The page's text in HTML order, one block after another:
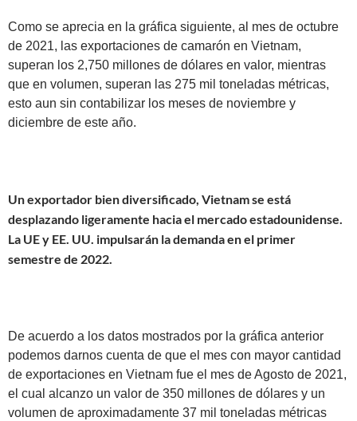
Como se aprecia en la gráfica siguiente, al mes de octubre
de 2021, las exportaciones de camarón en Vietnam,
superan los 2,750 millones de dólares en valor, mientras
que en volumen, superan las 275 mil toneladas métricas,
esto aun sin contabilizar los meses de noviembre y
diciembre de este año.
Un exportador bien diversificado, Vietnam se está
desplazando ligeramente hacia el mercado estadounidense.
La UE y EE. UU. impulsarán la demanda en el primer
semestre de 2022.
De acuerdo a los datos mostrados por la gráfica anterior
podemos darnos cuenta de que el mes con mayor cantidad
de exportaciones en Vietnam fue el mes de Agosto de 2021,
el cual alcanzo un valor de 350 millones de dólares y un
volumen de aproximadamente 37 mil toneladas métricas